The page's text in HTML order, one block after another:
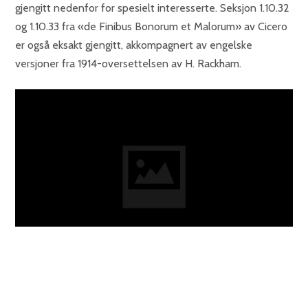
gjengitt nedenfor for spesielt interesserte. Seksjon 1.10.32
og 1.10.33 fra «de Finibus Bonorum et Malorum» av Cicero
er også eksakt gjengitt, akkompagnert av engelske
versjoner fra 1914-oversettelsen av H. Rackham.